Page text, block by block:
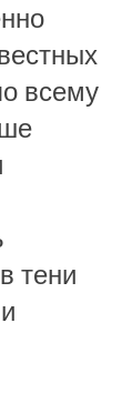
всему
тени